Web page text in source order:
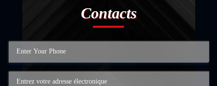
Contacts